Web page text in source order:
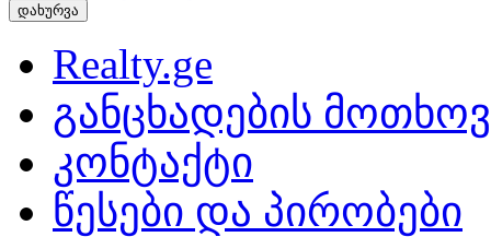
დახურვა
Realty.ge
განცხადების
კონტაქტი
წესები და პირობები